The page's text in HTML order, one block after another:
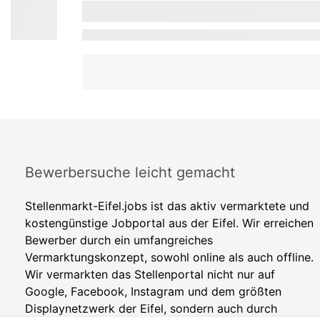
Bewerbersuche leicht gemacht
Stellenmarkt-Eifel.jobs ist das aktiv vermarktete und
kostengünstige Jobportal aus der Eifel. Wir erreichen
Bewerber durch ein umfangreiches
Vermarktungskonzept, sowohl online als auch offline.
Wir vermarkten das Stellenportal nicht nur auf
Google, Facebook, Instagram und dem größten
Displaynetzwerk der Eifel, sondern auch durch